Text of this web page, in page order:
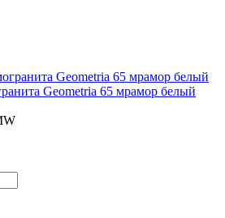
Geometria 65 мрамор белый